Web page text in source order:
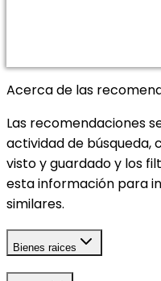
Acerca de las
Las recomendaciones
actividad de búsqueda,
visto y guardado y los
esta información para
similares.
Bienes raices